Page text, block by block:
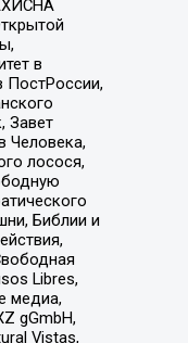
в
ПостРоссии,
Завет
Человека,
лосося,
Библии и
Libres,
медиа,
gGmbH,
Vistas,